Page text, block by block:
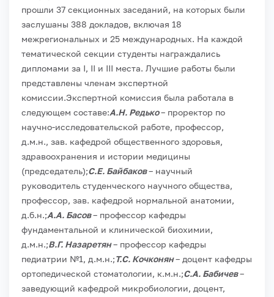
прошли 37 секционных заседаний, на которых были
заслушаны 388 докладов, включая 18
межрегиональных и 25 международных. На каждой
тематической секции студенты награждались
дипломами за I, II и III места. Лучшие работы были
представлены членам экспертной
комиссии.Экспертной комиссия была работала в
следующем составе:А.Н. Редько– проректор по
научно-исследовательской работе, профессор,
д.м.н., зав. кафедрой общественного здоровья,
здравоохранения и истории медицины
(председатель);С.Е. Байбаков– научный
руководитель студенческого научного общества,
профессор, зав. кафедрой нормальной анатомии,
д.б.н.;А.А. Басов– профессор кафедры
фундаментальной и клинической биохимии,
д.м.н.;В.Г. Назаретян– профессор кафедры
педиатрии №1, д.м.н.;Т.С. Кочконян– доцент кафедры
ортопедической стоматологии, к.м.н.;С.А. Бабичев–
заведующий кафедрой микробиологии, доцент,